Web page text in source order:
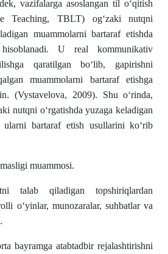
vazifalarga asoslangan til o‘qitish
Teaching, TBLT) og‘zaki nutqni
muammolarni bartaraf etishda
U real kommunikativ
qaratilgan bo‘lib, gapirishni
muammolarni bartaraf etishga
(Vystavelova, 2009). Shu o‘rinda,
nutqni o‘rgatishda yuzaga keladigan
ularni bartaraf etish usullarini ko‘rib
muammosi.
talab qiladigan topshiriqlardan
o‘yinlar, munozaralar, suhbatlar va
bayramga atabtadbir rejalashtirishni